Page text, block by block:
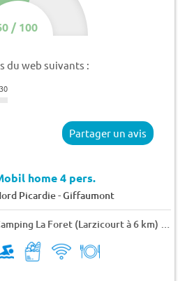
/100
du web suivants :
30
Partager un avis
home 4 pers.
Picardie-Giffaumont